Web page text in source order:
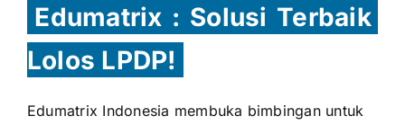
Edumatrix : Solusi Terbaik
Lolos LPDP!
Edumatrix Indonesia membuka bimbingan untuk